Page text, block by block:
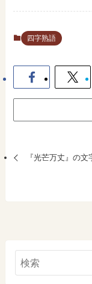
四字熟語
『光芒万丈』の文